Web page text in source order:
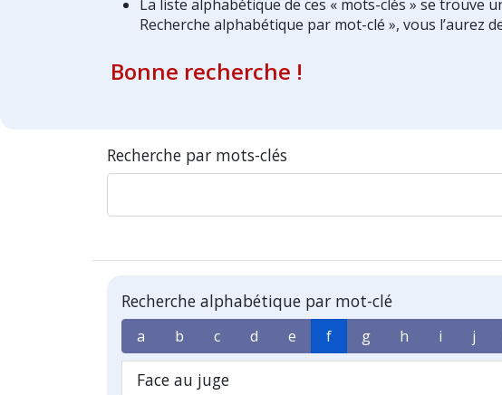
La liste alphabétique de ces « mots-clés » se trouve
Recherche alphabétique par mot-clé », vous l’aurez
Bonne recherche !
Recherche par mots-clés
Recherche alphabétique par mot-clé
a b c d e f g h i j
Face au juge